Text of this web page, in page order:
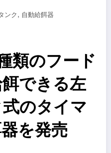
ンク , 自動給餌器
類のフード
できる左
のタイマ
を発売